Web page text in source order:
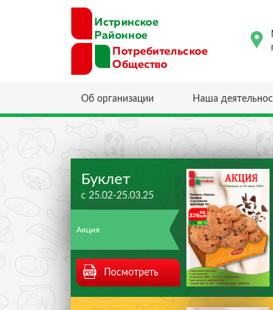
Об организации Наша
Буклет
с 25.02-25.03.25
Акция
Посмотреть